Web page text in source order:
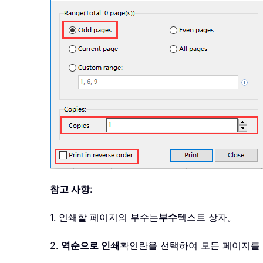
참고 사항:
1. 인쇄할 페이지의 부수는부수텍스트 상자。
2. 역순으로 인쇄확인란을 선택하여 모든 페이지를